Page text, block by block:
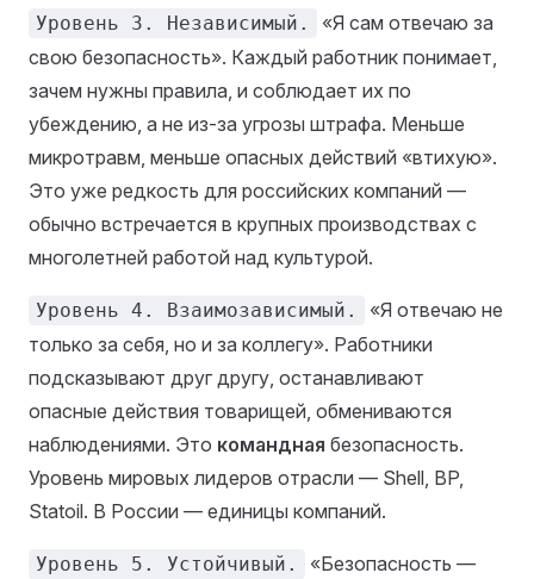
Уровень 3. Независимый.
«Я сам отвечаю за
свою безопасность». Каждый работник понимает,
зачем нужны правила, и соблюдает их по
убеждению, а не из-за угрозы штрафа. Меньше
микротравм, меньше опасных действий «втихую».
Это уже редкость для российских компаний —
обычно встречается в крупных производствах с
многолетней работой над культурой.
Уровень 4. Взаимозависимый.
«Я отвечаю не
только за себя, но и за коллегу». Работники
подсказывают друг другу, останавливают
опасные действия товарищей, обмениваются
наблюдениями. Это командная безопасность.
Уровень мировых лидеров отрасли — Shell, BP,
Statoil. В России — единицы компаний.
Уровень 5. Устойчивый. «Безопасность —